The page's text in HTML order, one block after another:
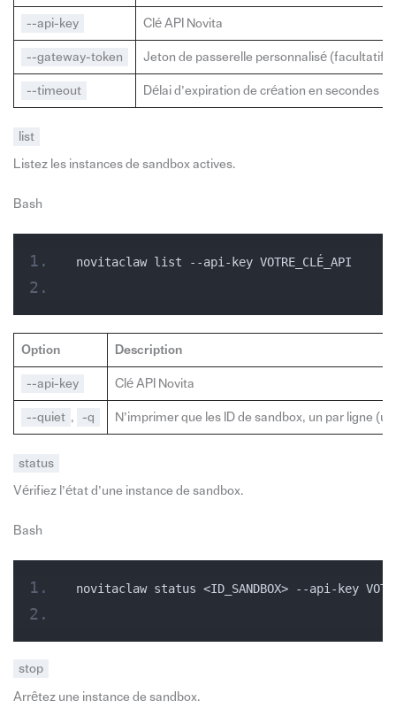
--api-key Clé API Novita
--gateway-token Jeton de passerelle personnalisé
--timeout Délai d’expiration de création en secondes
list
Listez les instances de sandbox actives.
Bash
novitaclaw list --api-key VOTRE_CLÉ_API
Option Description
--api-key Clé API Novita
--quiet , -q N’imprimer que les ID de sandbox, un par ligne
status
Vérifiez l’état d’une instance de sandbox.
Bash
novitaclaw status <ID_SANDBOX> --api-key
stop
Arrêtez une instance de sandbox.